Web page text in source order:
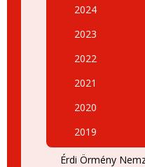
2024
2023
2022
2021
2020
2019
Érdi Örmény